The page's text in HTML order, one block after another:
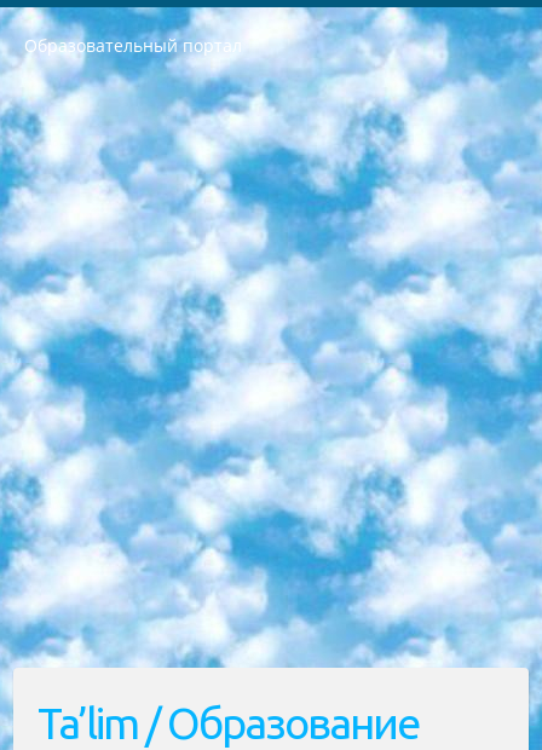
Образовательный портал
РЕСПУБЛИКА УЗБЕКИСТАН МИНИСТРЕРСТВО ДОШКОЛЬНОГО И ШКОЛЬНОГО ОБРАЗОВАНИЯ КОМАНДА в общеобразовательных учреждениях в 2023-2024 учебном году организация и проведение итоговой государственной аттестации обучающихся о Министра дошкольного и школьного образования Республики Узбекистан от 4 марта 2008 года (постановлением Минюста от 20 марта 2008 года № 1778 государственной регистрации) «Итоговое состояние учащихся общего среднего образования на основании положения об утверждении положения об аттестации общего среднего образования выпускной экзамен студентов в образовательных учреждениях в 2023-2024 учебном году В целях организации и прохождения аттестации приказываю: 1. Следующее: перечень предметов, по которым будет проводиться итоговая государственная аттестация и экзамен формы перевода согласно приложению 1; сертификаты международного образца, оценивающие уровень владения иностранными языками перечень согласно приложению 2; 2. Педагогический при специализированных образовательных учреждениях. научно-практический центр квалификации и международной оценки (Д.Давидова) 2024 г. До 25 марта: задания по предметам, по которым будет проводиться итоговая аттестация разработка и утверждение технических условий; итоговая аттестация на основании разработанного предметного задания разработка вопросов по предметам (устно и письменно), экзамен передача; общеобразовательные средние школы и специальные учебные заведения учащиеся выпускных классов школ и интернатов в агентской системе подготовка базы данных экзаменационных материалов и критериев оценки; перевод базы экзаменационных материалов на все языки обучения подать в Республиканский образовательный центр для изготовления; варианты экзаменов на основе разработанных контрольных материалов пусть будут поставлены задачи формирования. 3. Республиканский образовательный центр (Ш.Худайкулов) до 5 апреля 2024 года. до: база данных предоставленных экзаменационных материалов на все языки обучения перевод и экспертиза; для слепых, слабовидящих, глухих, слабослышащих и умственно отсталых детей учащиеся выпускных классов специализированных школ и школ-интернатов база данных экзаменационных материалов на всех преподаваемых языках подготовка критериев оценки; специализированные школы для умственно отсталых детей и технологии для учащихся выпускных классов школ-интернатов разработка соответствующих рекомендаций и критериев проведения ЕГЭ по естествознанию давать задания. 4. Педагогический при специализированных образовательных учреждениях. Научно-практический центр навыков и международной оценки (Д.Давидова), Республика образовательный центр (Худайкулов Ш.) итоговый государственный аттестационный экзамен ориентирован на творческое и логическое мышление при подготовке базы материалов учитывать введение заданий. 5. Следует отметить, что: сертификат государственного образца о знании общеобразовательного предмета и как минимум национальный уровень B1 по предметам на иностранных языках, указанным в Приложении 2. или международно признанный сертификат эквивалентного уровня студенты, изучающие определенный предмет, освобождаются от экзамена; по соответствующим предметам запланирована итоговая государственная аттестация за день до дня, путем жеребьевки Рабочей группой (в письменной форме по предметам, проводимым в форме) из числа сформированных вариантов выбрано 2 варианта; 2 выбранных варианта экзамена анонсированы на официальном сайте министерства и все выпускники по всей стране на основе этих вариантов проводит итоговую государственную аттестацию. 6. Государственное образование учащихся средних общеобразовательных учреждений. знания в соответствии с квалификационными требованиями, которые необходимо приобрести на основании стандартов итоговый (выпускной) контроль для 9 и 11 классов в целях тестирования Экзамены (далее – экзамены) состоят из предметов, перечисленных в приложении 1. будет сделано. 7. Экзамены пройдут с 26 мая по 15 июня 2024 г. (кроме науки физического воспитания). 8. Физическая для учащихся 9 классов общесредних образовательных учреждений. Экзамены по предмету «Образование, квалификация медицина» 1-6 мая 2024 года. сотрудники перевести под присмотр (с отклонениями в физическом или умственном развитии) специализированная школа для детей, школы-интернаты и со сколиозом школы-интернаты санаторного типа для больных детей исключены). 9. Он был слепым, слабовидящим и имел нарушения опорно-двигательного аппарата. экзамены в специализированных школах и интернатах для детей должны проводиться исходя из требований, предъявляемых к общеобразовательным учреждениям (физкультура кроме науки). 10. Специализированная школа для глухих и слабослышащих детей. и экзамены в интернатах и быть реализован в виде письменного теста по математике. 11. Специальность для умственно отсталых детей. Для 9 класса Родной язык и литературное письмо Государственный язык (язык обучения – узбекский). для неклассов) написано Математическое письмо Письменная/устная история Узбекистана Физическое воспитание практично Итоговый контроль Для 11 класса Написание родного языка и литературы (эссе) Математическое письмо Узбекский язык (обучение на узбекском языке) не посещающее общее среднее образование для учреждений)/Образовательное учреждение выбор письменный и устный Иностранный язык письменный/устный Письменная/устная история Узбекистана *По выбору студента:  Химия  Физика  Основы государственного права  География 10 бесплатных образовательных ресурсов - Мы составили подборку онлайн-проектов с интерактивными упражнениями, видеолекциями и статьями. Они помогут вам обрести новые и освежить старые знания бесплатно. 1. «ИНТУИТ» Старейшая образовательная площадка Рунета. Здесь вы найдёте сотни текстовых и видеокурсов на десятки различных тем — от программирования до психологии. Многие курсы подготовлены российскими университетами и крупными международными компаниями вроде Intel и Microsoft. Самостоятельное обучение бесплатное, но желающие могут оплатить услуги персональных наставников. 2. «Смартия» знакомит с актуальными профессиями и подсказывает, как им обучаться. Выбрав заинтересовавшую вас специальность — SMM-специалист, фотограф, веб-дизайнер или другую, — увидите список необходимых для неё умений. Чтобы вы могли освоить их самостоятельно, для каждого умения площадка отображает подборку ссылок на учебные материалы. Хотя «Смартия» ориентируется на русскоязычную аудиторию, часть контента всё же доступна только на английском. 3. «Лекторий Физтеха» Проект Московского физико-технического института (Физтеха). С его помощью вы можете смотреть онлайн серии лекций, записанные на видео в этом вузе. В числе доступных предметов — физика, биология, химия, информационные технологии и другие. К некоторым лекциям администрация ресурса прилагает готовые конспекты, которые можно скачивать в PDF-формате. 4. ITMOcourses Онлайн-площадка Санкт-Петербургского национального исследовательского университета информационных технологий, механики и оптики (ИТМО). Ресурс предоставляет свободный доступ к курсам, разработанным в этом вузе. Каталог материалов разбит на четыре категории: «Оптические системы и технологии», «Приборостроение и робототехника», «Информационные технологии» и «Биотехнологии». Курсы состоят из видеолекций, интерактивных демонстраций и заданий. 5. «КиберЛенинка» Электронная научная библиотека открытого доступа. Каталог площадки регулярно обрастает текстами статей из различных научных изданий. Сгруппированные по журналам и рубрикам публикации можно читать онлайн или скачивать целиком в PDF-формате. Проект нацелен на популяризацию науки за счёт открытого доступа к качественной информации. 6. «ПостНаука» На этом ресурсе публикуют подборки видеолекций, составленные экспертами из разных отраслей и объединённые общими темами. Среди них, к примеру, есть серии «Биоинформатика и геномика», «Культура средневековой Скандинавии» и Cinema Studies о теории кино. Каждая подборка лекций — логически связанная история, рассказанная экспертом от первого лица. Кроме того, на сайте появляются научно-образовательные статьи и тесты на разные темы. 7. «Newочём» Команда проекта «Newочём» отбирает самые интересные тексты из англоязычных СМИ и переводит те из них, за которые голосуют участники сообщества «ВКонтакте». По большей части это научно-популярные статьи. Редакторы придумывают лишь заголовки, в остальном содержание переводов соответствует оригиналам. Полные тексты можно читать прямо в социальной сети. 8. InternetUrok Онлайн-база материалов по основным дисциплинам школьной программы. Информация на сайте структурирована по классам, предметам и темам (урокам). Каждый урок состоит из видеолекций и конспектов. Есть также интерактивные тренажёры и тесты для закрепления пройденного материала. Даже если вы давно окончили школу, возможность повторить программу старших классов всегда может пригодиться. 9. Edutainme Ещё один ресурс об образовании. В отличие от Newtonew, как мне кажется, Edutainme больше ориентируется на представителей индустрии: педагогов, предпринимателей, разработчиков образовательных проектов. Но и любой, кто просто стремится к саморазвитию, найдёт на сайте много полезного и интересного для себя. Например, информацию о новых курсах и образовательных сервисах. 10. Newtonew Онлайн-медиа об образовании и обучении в широком смысле. Авторы Newtonew пишут об инструментах, заведениях, тактиках и стратегиях, которые помогают учить других и получать новые знания самостоятельно. На этой площадке вы найдёте новости, обзоры, аналитические мат
Ta’lim / Образование